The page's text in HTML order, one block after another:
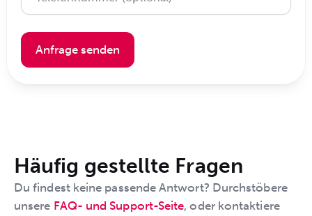
Anfrage senden
Häufig gestellte Fragen
Du findest keine passende Antwort? Durchstöbere
unsere FAQ- und Support-Seite, oder kontaktiere